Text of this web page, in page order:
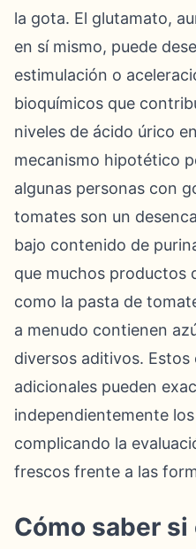
la gota. El glutamato,
en sí mismo, puede
estimulación o
bioquímicos que
niveles de ácido úrico
mecanismo hipotético
algunas personas con
tomates son un
bajo contenido de
que muchos productos
como la pasta de
a menudo contienen
diversos aditivos.
adicionales pueden
independientemente
complicando la
frescos frente a las
Cómo saber